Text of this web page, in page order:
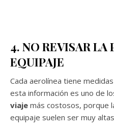
4. NO REVISAR LA
EQUIPAJE
Cada aerolínea tiene
esta información es uno de
viaje más costosos, porque
equipaje suelen ser muy